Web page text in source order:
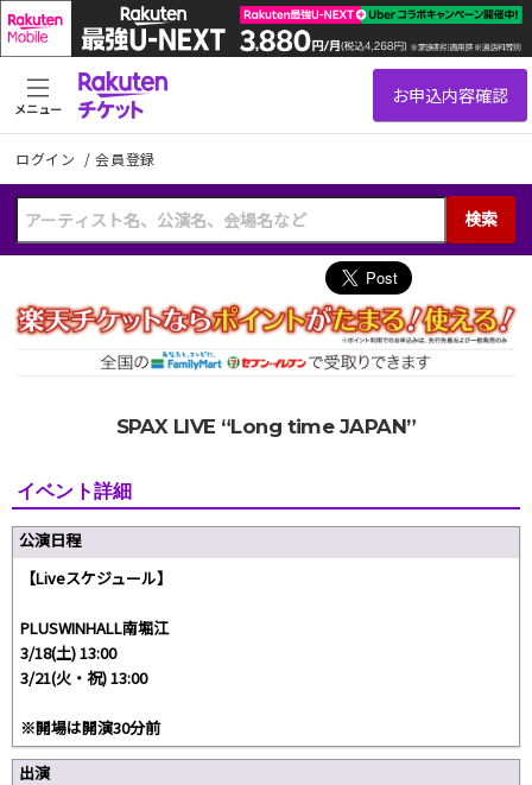
ログイン /会員登録
検索
メニュー
SPAX LIVE “Long time JAPAN”
イベント詳細
公演日程
【Liveスケジュール】
PLUSWINHALL南堀江
3/18(土) 13:00
3/21(火・祝) 13:00
※開場は開演30分前
出演